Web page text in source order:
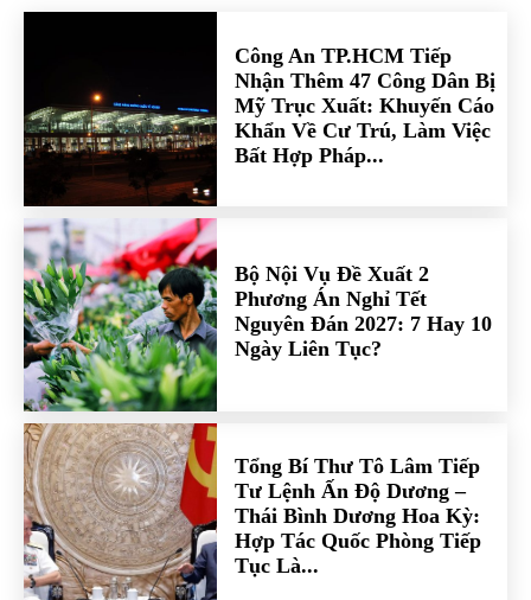
Công An TP.HCM Tiếp
Nhận Thêm 47 Công Dân Bị
Mỹ Trục Xuất: Khuyến Cáo
Khẩn Về Cư Trú, Làm Việc
Bất Hợp Pháp...
Bộ Nội Vụ Đề Xuất 2
Phương Án Nghỉ Tết
Nguyên Đán 2027: 7 Hay 10
Ngày Liên Tục?
Tổng Bí Thư Tô Lâm Tiếp
Tư Lệnh Ấn Độ Dương –
Thái Bình Dương Hoa Kỳ:
Hợp Tác Quốc Phòng Tiếp
Tục Là...